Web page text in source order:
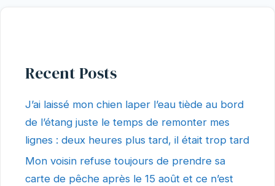
Recent Posts
J’ai laissé mon chien laper l’eau tiède au bord
de l’étang juste le temps de remonter mes
lignes : deux heures plus tard, il était trop tard
Mon voisin refuse toujours de prendre sa
carte de pêche après le 15 août et ce n’est